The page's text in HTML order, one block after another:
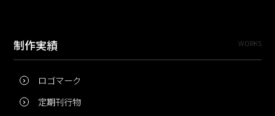
制作実績 WORKS
ロゴマーク
定期刊行物